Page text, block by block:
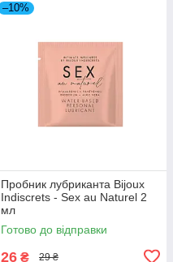
–10%
Пробник лубриканта Bijoux
Indiscrets - Sex au Naturel 2
мл
Готово до відправки
26 ₴ 29 ₴